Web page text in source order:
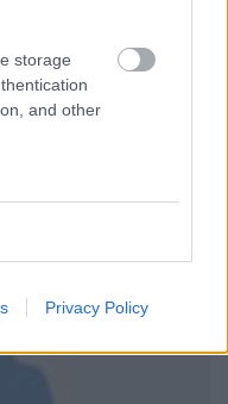
storage
and other
Privacy Policy
a paradicsom és a
a zöldségek. Tehát
paprika kocka
friss koriander is.
csak egy kicsit kell
hogy roppanós
felejtsük a chilit